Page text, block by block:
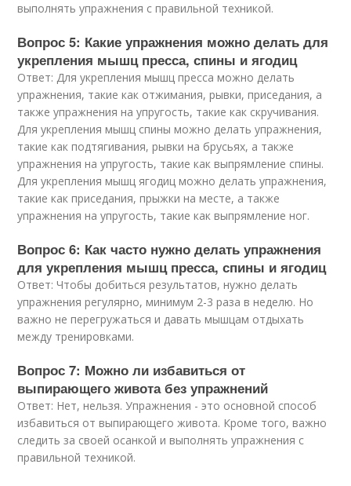
выполнять упражнения с правильной техникой.
Вопрос 5: Какие упражнения можно делать для
укрепления мышц пресса, спины и ягодиц
Ответ: Для укрепления мышц пресса можно делать
упражнения, такие как отжимания, рывки, приседания, а
также упражнения на упругость, такие как скручивания.
Для укрепления мышц спины можно делать упражнения,
такие как подтягивания, рывки на брусьях, а также
упражнения на упругость, такие как выпрямление спины.
Для укрепления мышц ягодиц можно делать упражнения,
такие как приседания, прыжки на месте, а также
упражнения на упругость, такие как выпрямление ног.
Вопрос 6: Как часто нужно делать упражнения
для укрепления мышц пресса, спины и ягодиц
Ответ: Чтобы добиться результатов, нужно делать
упражнения регулярно, минимум 2-3 раза в неделю. Но
важно не перегружаться и давать мышцам отдыхать
между тренировками.
Вопрос 7: Можно ли избавиться от
выпирающего живота без упражнений
Ответ: Нет, нельзя. Упражнения - это основной способ
избавиться от выпирающего живота. Кроме того, важно
следить за своей осанкой и выполнять упражнения с
правильной техникой.